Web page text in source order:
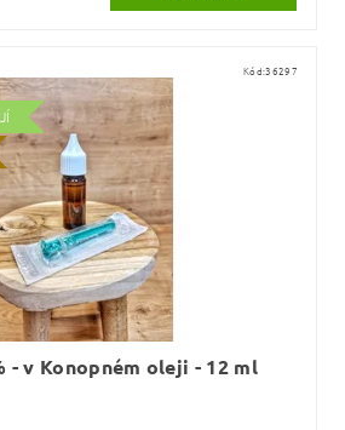
Kód:36297
- v Konopném oleji - 12 ml